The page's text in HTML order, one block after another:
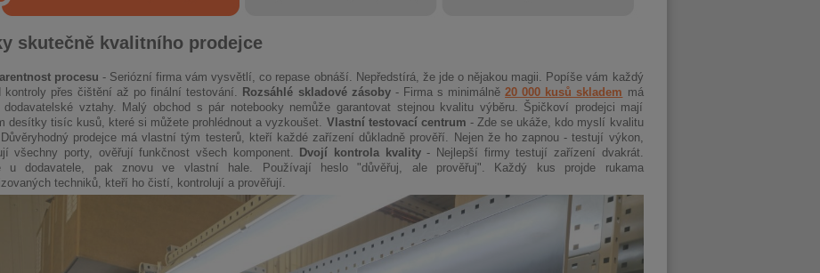
skutečně kvalitního prodejce
procesu - Seriózní firma vám vysvětlí, co repase obnáší. Nepředstírá, že jde o nějakou magii. Popíše vám každý
kontroly přes čištění až po finální testování. Rozsáhlé skladové zásoby- Firma s minimálně20 000 kusů skladem má
dodavatelské vztahy. Malý obchod s pár notebooky nemůže garantovat stejnou kvalitu výběru. Špičkoví prodejci mají
desítky tisíc kusů, které si můžete prohlédnout a vyzkoušet. Vlastní testovací centrum - Zde se ukáže, kdo myslí kvalitu
prodejce má vlastní tým testerů, kteří každé zařízení důkladně prověří. Nejen že ho zapnou - testují výkon,
všechny porty, ověřují funkčnost všech komponent.
Dvojí kontrola kvality- Nejlepší firmy testují zařízení dvakrát.
u dodavatele, pak znovu ve vlastní hale. Používají heslo "důvěřuj, ale prověřuj". Každý kus projde rukama
techniků, kteří ho čistí, kontrolují a prověřují.